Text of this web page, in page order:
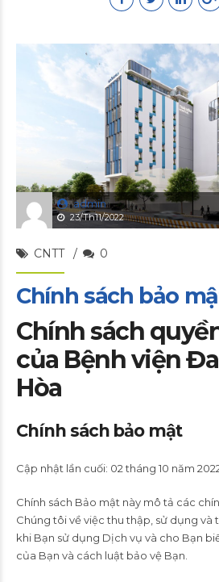
admin
23/Th11/2022
CNTT 0
Chính sách bảo
Chính sách
của Bệnh viện
Hòa
Chính sách bảo mật
Cập nhật lần cuối: 02 tháng 10 năm
Chính sách Bảo mật này mô tả các
Chúng tôi về việc thu thập, sử dụng và
khi Bạn sử dụng Dịch vụ và cho Bạn
của Bạn và cách luật bảo vệ Bạn.